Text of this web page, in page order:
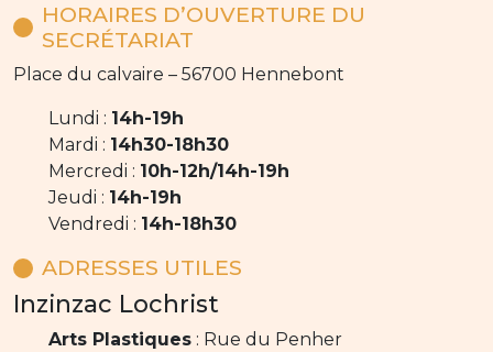
HORAIRES D’OUVERTURE DU
SECRÉTARIAT
Place du calvaire – 56700 Hennebont
Lundi : 14h-19h
Mardi : 14h30-18h30
Mercredi : 10h-12h/14h-19h
Jeudi : 14h-19h
Vendredi : 14h-18h30
ADRESSES UTILES
Inzinzac Lochrist
Arts Plastiques : Rue du Penher